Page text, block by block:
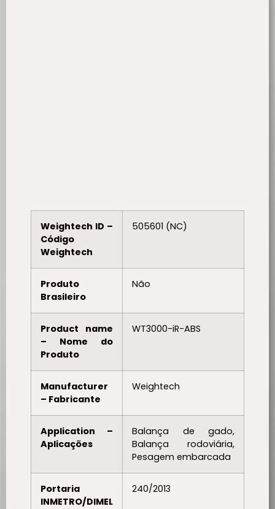
Weightech ID –
Código
Weightech
505601 (NC)
Produto
Brasileiro
Não
Product name
– Nome do
Produto
WT3000-iR-ABS
Manufacturer
– Fabricante
Weightech
Application –
Aplicações
Balança de gado,
Balança rodoviária,
Pesagem embarcada
Portaria
INMETRO/DIMEL
240/2013